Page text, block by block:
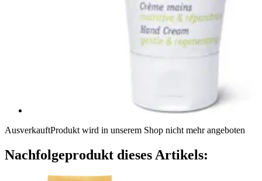
AusverkauftProdukt wird in unserem Shop nicht mehr angeboten
Nachfolgeprodukt dieses Artikels: